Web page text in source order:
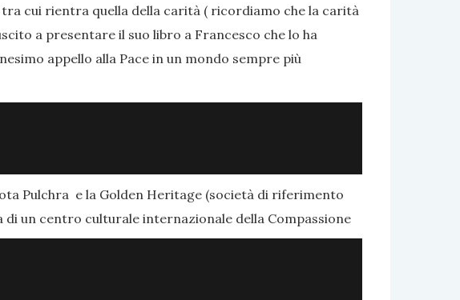
cui rientra quella della carità ( ricordiamo che la carità
a presentare il suo libro a Francesco che lo ha
appello alla Pace in un mondo sempre più
Pulchra e la Golden Heritage (società di riferimento
un centro culturale internazionale della Compassione